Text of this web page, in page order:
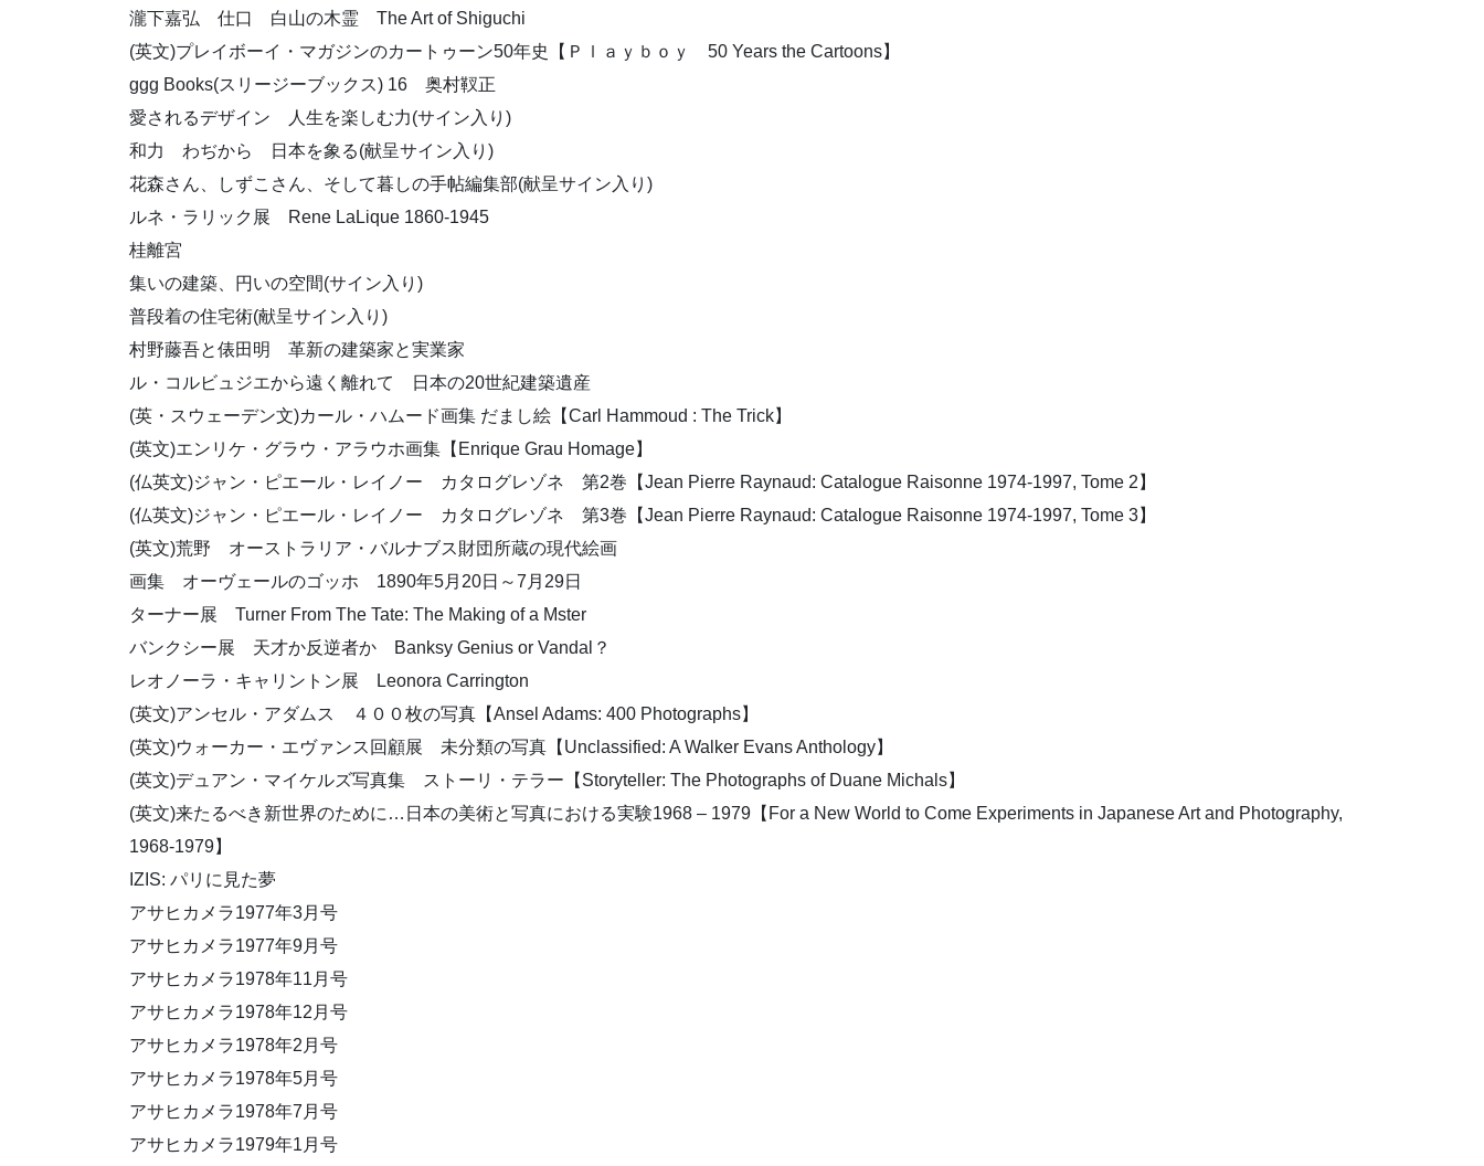
瀧下嘉弘 仕口 白山の木霊 The Art of Shiguchi
(英文)プレイボーイ・マガジンのカートゥーン50年史【Ｐｌａｙｂｏｙ 50 Years the Cartoons】
ggg Books(スリージーブックス) 16 奥村靫正
愛されるデザイン 人生を楽しむ力(サイン入り)
和力 わぢから 日本を象る(献呈サイン入り)
花森さん、しずこさん、そして暮しの手帖編集部(献呈サイン入り)
ルネ・ラリック展 Rene LaLique 1860-1945
桂離宮
集いの建築、円いの空間(サイン入り)
普段着の住宅術(献呈サイン入り)
村野藤吾と俵田明 革新の建築家と実業家
ル・コルビュジエから遠く離れて 日本の20世紀建築遺産
(英・スウェーデン文)カール・ハムード画集 だまし絵【Carl Hammoud : The Trick】
(英文)エンリケ・グラウ・アラウホ画集【Enrique Grau Homage】
(仏英文)ジャン・ピエール・レイノー カタログレゾネ 第2巻【Jean Pierre Raynaud: Catalogue Raisonne 1974-1997, Tome 2】
(仏英文)ジャン・ピエール・レイノー カタログレゾネ 第3巻【Jean Pierre Raynaud: Catalogue Raisonne 1974-1997, Tome 3】
(英文)荒野 オーストラリア・バルナブス財団所蔵の現代絵画
画集 オーヴェールのゴッホ 1890年5月20日～7月29日
ターナー展 Turner From The Tate: The Making of a Mster
バンクシー展 天才か反逆者か Banksy Genius or Vandal？
レオノーラ・キャリントン展 Leonora Carrington
(英文)アンセル・アダムス ４００枚の写真【Ansel Adams: 400 Photographs】
(英文)ウォーカー・エヴァンス回顧展 未分類の写真【Unclassified: A Walker Evans Anthology】
(英文)デュアン・マイケルズ写真集 ストーリ・テラー【Storyteller: The Photographs of Duane Michals】
(英文)来たるべき新世界のために…日本の美術と写真における実験1968 – 1979【For a New World to Come Experiments in Japanese Art and Photography,
1968-1979】
IZIS: パリに見た夢
アサヒカメラ1977年3月号
アサヒカメラ1977年9月号
アサヒカメラ1978年11月号
アサヒカメラ1978年12月号
アサヒカメラ1978年2月号
アサヒカメラ1978年5月号
アサヒカメラ1978年7月号
アサヒカメラ1979年1月号